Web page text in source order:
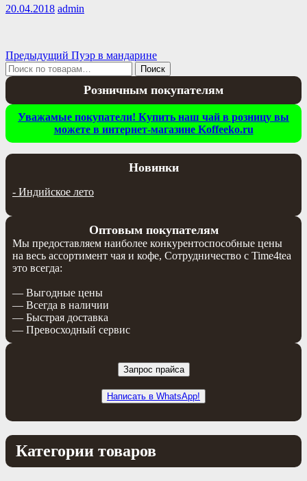
20.04.2018 admin
Навигация
по
записям
Предыдущий Предыдущая
запись:
Пуэр в мандарине
Искать:
Поиск
Розничным покупателям
Уважамые покупатели! Купить наш чай в розницу вы
можете в интернет-магазине Koffeeko.ru
Новинки
- Индийское лето
Оптовым покупателям
Мы предоставляем наиболее конкурентоспособные цены
на весь ассортимент чая и кофе, Сотрудничество с Time4tea
это всегда:
— Выгодные цены
— Всегда в наличии
— Быстрая доставка
— Превосходный сервис
Запрос прайса
Написать в WhatsApp!
Категории товаров